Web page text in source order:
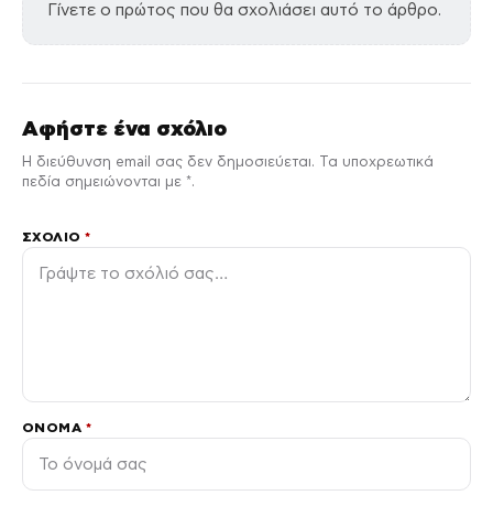
Γίνετε ο πρώτος που θα σχολιάσει αυτό το άρθρο.
Αφήστε ένα σχόλιο
Η διεύθυνση email σας δεν δημοσιεύεται. Τα υποχρεωτικά
πεδία σημειώνονται με *.
ΣΧΌΛΙΟ*
ΌΝΟΜΑ *